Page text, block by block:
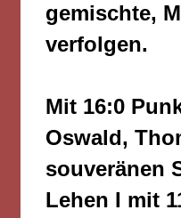
gemischte,
verfolgen.
Mit 16:0
Oswald,
souveränen
Lehen I mit